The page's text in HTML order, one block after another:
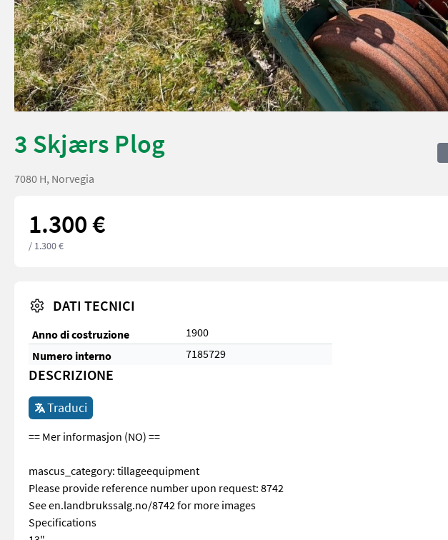
3 Skjærs Plog
7080 H, Norvegia
1.300 €
/ 1.300 €
DATI TECNICI
Anno di costruzione
1900
Numero interno
7185729
DESCRIZIONE
Traduci
== Mer informasjon (NO) ==
mascus_category: tillageequipment
Please provide reference number upon request: 8742
See en.landbrukssalg.no/8742 for more images
Specifications